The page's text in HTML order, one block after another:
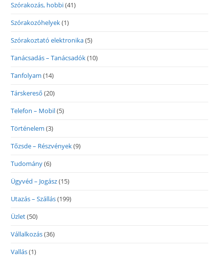
Szórakozás, hobbi(41)
Szórakozóhelyek(1)
Szórakoztató elektronika(5)
Tanácsadás – Tanácsadók(10)
Tanfolyam (14)
Társkereső (20)
Telefon – Mobil(5)
Történelem (3)
Tőzsde – Részvények(9)
Tudomány(6)
Ügyvéd – Jogász(15)
Utazás – Szállás(199)
Üzlet(50)
Vállalkozás(36)
Vallás(1)